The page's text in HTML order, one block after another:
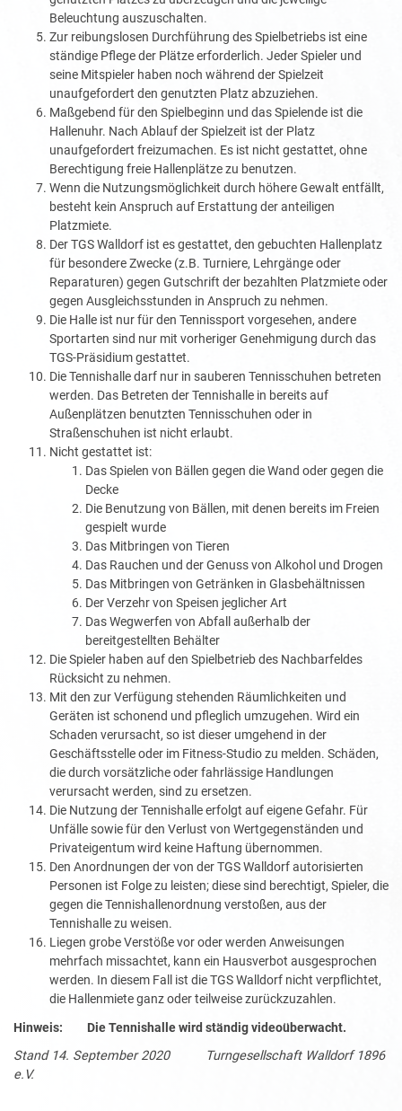
Beleuchtung auszuschalten.
Zur reibungslosen Durchführung des Spielbetriebs ist eine
ständige Pflege der Plätze erforderlich. Jeder Spieler und
seine Mitspieler haben noch während der Spielzeit
unaufgefordert den genutzten Platz abzuziehen.
Maßgebend für den Spielbeginn und das Spielende ist die
Hallenuhr. Nach Ablauf der Spielzeit ist der Platz
unaufgefordert freizumachen. Es ist nicht gestattet, ohne
Berechtigung freie Hallenplätze zu benutzen.
Wenn die Nutzungsmöglichkeit durch höhere Gewalt entfällt,
besteht kein Anspruch auf Erstattung der anteiligen
Platzmiete.
Der TGS Walldorf ist es gestattet, den gebuchten Hallenplatz
für besondere Zwecke (z.B. Turniere, Lehrgänge oder
Reparaturen) gegen Gutschrift der bezahlten Platzmiete oder
gegen Ausgleichsstunden in Anspruch zu nehmen.
Die Halle ist nur für den Tennissport vorgesehen, andere
Sportarten sind nur mit vorheriger Genehmigung durch das
TGS-Präsidium gestattet.
Die Tennishalle darf nur in sauberen Tennisschuhen betreten
werden. Das Betreten der Tennishalle in bereits auf
Außenplätzen benutzten Tennisschuhen oder in
Straßenschuhen ist nicht erlaubt.
Nicht gestattet ist:
Das Spielen von Bällen gegen die Wand oder gegen die
Decke
Die Benutzung von Bällen, mit denen bereits im Freien
gespielt wurde
Das Mitbringen von Tieren
Das Rauchen und der Genuss von Alkohol und Drogen
Das Mitbringen von Getränken in Glasbehältnissen
Der Verzehr von Speisen jeglicher Art
Das Wegwerfen von Abfall außerhalb der
bereitgestellten Behälter
Die Spieler haben auf den Spielbetrieb des Nachbarfeldes
Rücksicht zu nehmen.
Mit den zur Verfügung stehenden Räumlichkeiten und
Geräten ist schonend und pfleglich umzugehen. Wird ein
Schaden verursacht, so ist dieser umgehend in der
Geschäftsstelle oder im Fitness-Studio zu melden. Schäden,
die durch vorsätzliche oder fahrlässige Handlungen
verursacht werden, sind zu ersetzen.
Die Nutzung der Tennishalle erfolgt auf eigene Gefahr. Für
Unfälle sowie für den Verlust von Wertgegenständen und
Privateigentum wird keine Haftung übernommen.
Den Anordnungen der von der TGS Walldorf autorisierten
Personen ist Folge zu leisten; diese sind berechtigt, Spieler, die
gegen die Tennishallenordnung verstoßen, aus der
Tennishalle zu weisen.
Liegen grobe Verstöße vor oder werden Anweisungen
mehrfach missachtet, kann ein Hausverbot ausgesprochen
werden. In diesem Fall ist die TGS Walldorf nicht verpflichtet,
die Hallenmiete ganz oder teilweise zurückzuzahlen.
Hinweis: Die Tennishalle wird ständig videoüberwacht.
Stand 14. September 2020 Turngesellschaft Walldorf 1896
e.V.